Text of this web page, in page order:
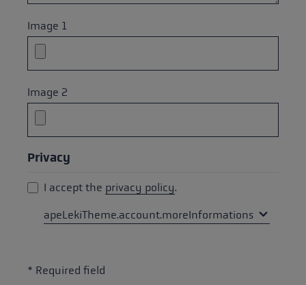
Image 1
Image 2
Privacy
I accept the privacy policy.
apeLekiTheme.account.moreInformations
* Required field